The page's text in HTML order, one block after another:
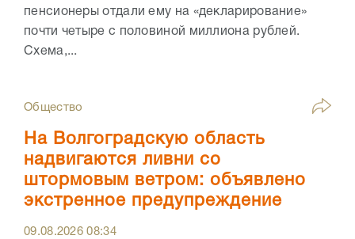
пенсионеры отдали ему на «декларирование»
почти четыре с половиной миллиона рублей.
Схема,...
Общество
На Волгоградскую область
надвигаются ливни со
штормовым ветром: объявлено
экстренное предупреждение
09.08.202608:34